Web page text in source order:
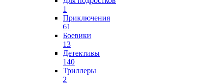
1
Приключения
61
Боевики
13
Детективы
140
Триллеры
2